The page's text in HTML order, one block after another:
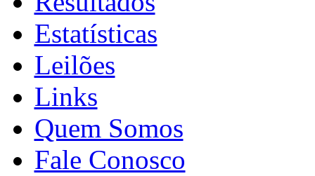
Estatísticas
Leilões
Links
Quem Somos
Fale Conosco